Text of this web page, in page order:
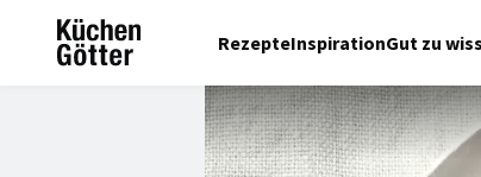
RezepteInspirationGut zu